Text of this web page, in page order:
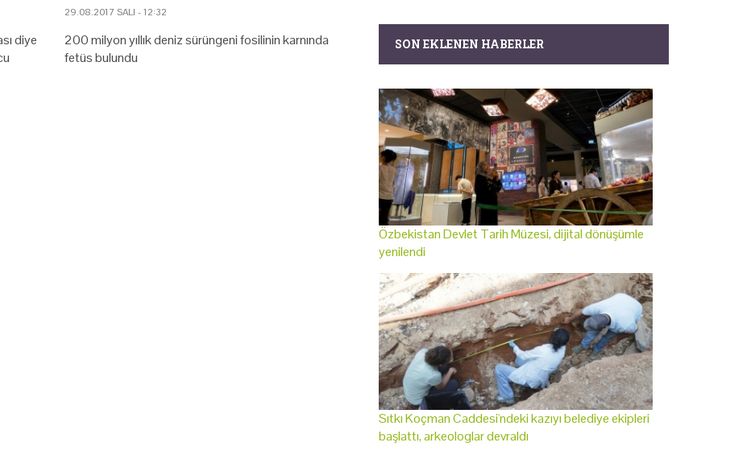
diye
29.08.2017 SALI - 12:32
200 milyon yıllık deniz sürüngeni fosilinin karnında
fetüs bulundu
SON EKLENEN HABERLER
Özbekistan Devlet Tarih Müzesi, dijital dönüşümle
yenilendi
Sıtkı Koçman Caddesi'ndeki kazıyı belediye ekipleri
başlattı, arkeologlar devraldı